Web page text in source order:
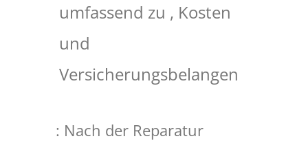
umfassend zu , Kosten
und
Versicherungsbelangen
: Nach der Reparatur